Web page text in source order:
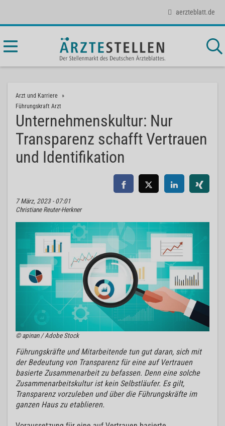
aerzteblatt.de
Arzt und Karriere
Führungskraft Arzt
Unternehmenskultur: Nur
Transparenz schafft Vertrauen
und Identifikation
7 März, 2023 - 07:01
Christiane Reuter-Herkner
© apinan / Adobe Stock
Führungskräfte und Mitarbeitende tun gut daran, sich mit
der Bedeutung von Transparenz für eine auf Vertrauen
basierte Zusammenarbeit zu befassen. Denn eine solche
Zusammenarbeitskultur ist kein Selbstläufer. Es gilt,
Transparenz vorzuleben und über die Führungskräfte im
ganzen Haus zu etablieren.